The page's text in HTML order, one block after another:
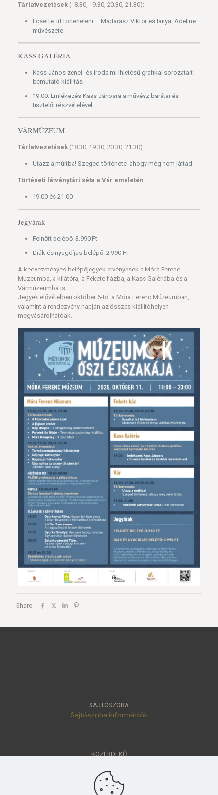
Tárlatvezetések(18.30, 19.30, 20.30, 21.30):
Ecsettel írt történelem – Madarász Viktor és lánya, Adeline
művészete
KASS GALÉRIA
Kass János zenei- és irodalmi ihletésű grafikai sorozatait
bemutató kiállítás
19.00: Emlékezés Kass Jánosra a művész barátai és
tisztelői részvételével
VÁRMÚZEUM
Tárlatvezetések(18.30, 19.30, 20.30, 21.30):
Utazz a múltba! Szeged története, ahogy még nem láttad
Történeti látványtári séta a Vár emeletén:
19.00 és 21.00
Jegyárak
Felnőtt belépő: 3.990 Ft
Diák és nyugdíjas belépő: 2.990 Ft
A kedvezményes belépőjegyek érvényesek a Móra Ferenc
Múzeumba, a kilátóra, a Fekete házba, a Kass Galériába és a
Vármúzeumba is.
Jegyek elővételben október 6-tól a Móra Ferenc Múzeumban,
valamint a rendezvény napján az összes kiállítóhelyen
megvásárolhatóak.
Share
SAJTÓSZOBA
Sajtószoba információk
KÖZÉRDEKŰ
Értéktár
Pályázatok